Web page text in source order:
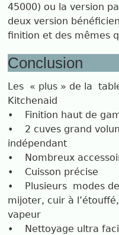
45000) ou la version
deux version
finition et des mêmes
Conclusion
Les « plus » de la
Kitchenaid
• Finition haut de
• 2 cuves grand
indépendant
• Nombreux
• Cuisson précise
• Plusieurs modes
mijoter, cuir à
vapeur
• Nettoyage ultra